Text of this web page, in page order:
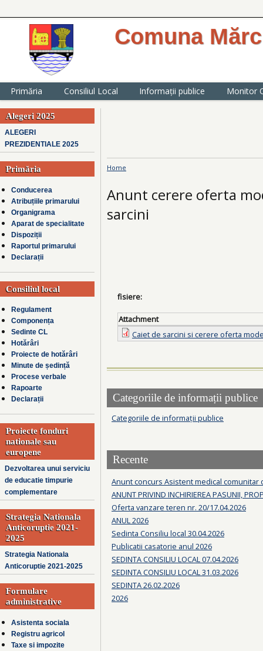
Comuna
Primăria Consiliul Local Informații publice Monitor
Alegeri 2025
ALEGERI
PREZIDENTIALE 2025
Primăria
Conducerea
Atribuțiile primarului
Organigrama
Aparat de specialitate
Dispoziții
Raportul primarului
Declarații
Consiliul local
Regulament
Componența
Sedinte CL
Hotărâri
Proiecte de hotărâri
Minute de ședință
Procese verbale
Rapoarte
Declarații
Proiecte fonduri
nationale sau
europene
Dezvoltarea unui serviciu
de educatie timpurie
complementare
Strategia Nationala
Anticoruptie 2021-
2025
Strategia Nationala
Anticoruptie 2021-2025
Formulare
administrative
Asistenta sociala
Registru agricol
Taxe si impozite
You are here
Home
Anunt cerere oferta
sarcini
fisiere:
Attachment
Caiet de sarcini si cerere oferta
Categoriile de informații publice
Categoriile de informații publice
Recente
Anunt concurs Asistent medical comunitar
ANUNT PRIVIND INCHIRIEREA PASUNII,
Oferta vanzare teren nr. 20/17.04.2026
ANUL 2026
Sedinta Consiliu local 30.04.2026
Publicatii casatorie anul 2026
SEDINTA CONSILIU LOCAL 07.04.2026
SEDINTA CONSILIU LOCAL 31.03.2026
SEDINTA 26.02.2026
2026